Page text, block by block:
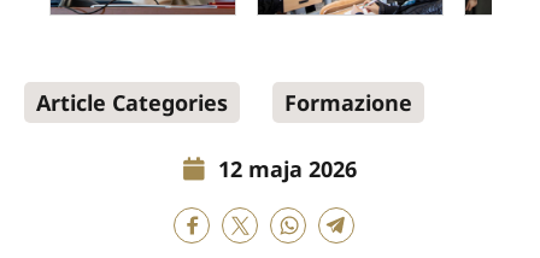
Article Categories Formazione
12 maja 2026